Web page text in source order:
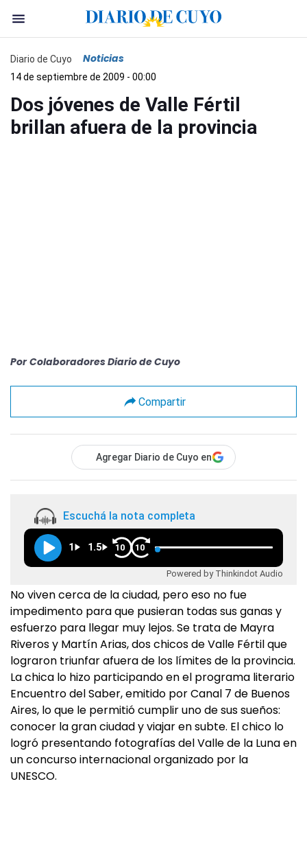
Diario de Cuyo Noticias
14 de septiembre de 2009 - 00:00
Dos jóvenes de Valle Fértil
brillan afuera de la provincia
Por Colaboradores Diario de Cuyo
Compartir
Agregar Diario de Cuyo en
Escuchá la nota completa
1 1.5 10 10
Powered by Thinkindot Audio
No viven cerca de la ciudad, pero eso no fue
impedimento para que pusieran todas sus ganas y
esfuerzo para llegar muy lejos. Se trata de Mayra
Riveros y Martín Arias, dos chicos de Valle Fértil que
lograron triunfar afuera de los límites de la provincia.
La chica lo hizo participando en el programa literario
Encuentro del Saber, emitido por Canal 7 de Buenos
Aires, lo que le permitió cumplir uno de sus sueños:
conocer la gran ciudad y viajar en subte. El chico lo
logró presentando fotografías del Valle de la Luna en
un concurso internacional organizado por la
UNESCO.